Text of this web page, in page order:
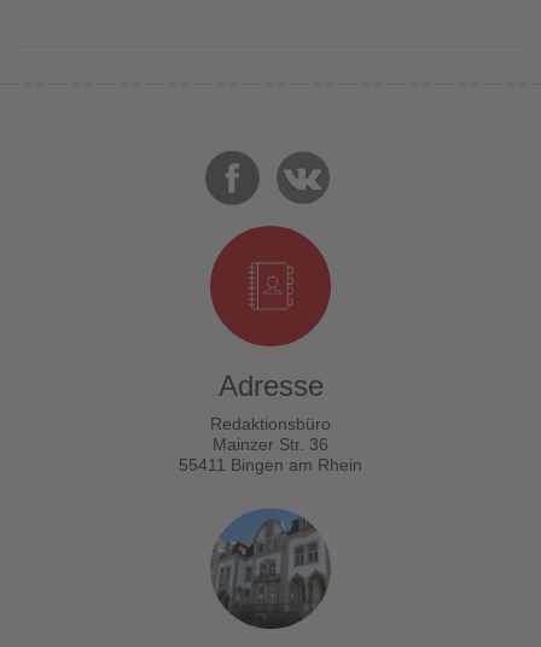
Adresse
Redaktionsbüro
Mainzer Str. 36
55411 Bingen am Rhein